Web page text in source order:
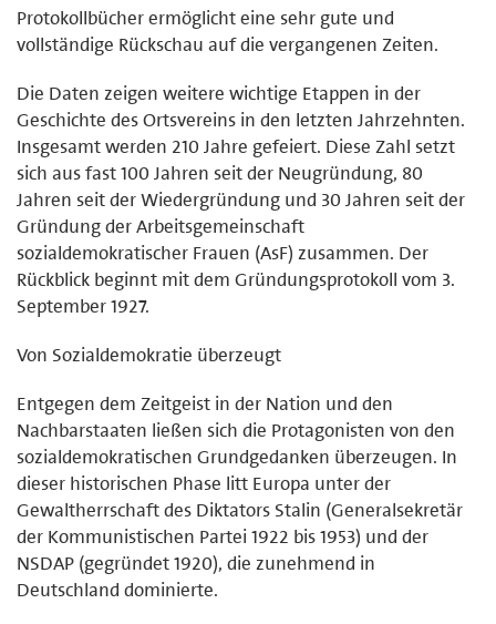
Protokollbücher ermöglicht eine sehr gute und
vollständige Rückschau auf die vergangenen Zeiten.
Die Daten zeigen weitere wichtige Etappen in der
Geschichte des Ortsvereins in den letzten Jahrzehnten.
Insgesamt werden 210 Jahre gefeiert. Diese Zahl setzt
sich aus fast 100 Jahren seit der Neugründung, 80
Jahren seit der Wiedergründung und 30 Jahren seit der
Gründung der Arbeitsgemeinschaft
sozialdemokratischer Frauen (AsF) zusammen. Der
Rückblick beginnt mit dem Gründungsprotokoll vom 3.
September 1927.
Von Sozialdemokratie überzeugt
Entgegen dem Zeitgeist in der Nation und den
Nachbarstaaten ließen sich die Protagonisten von den
sozialdemokratischen Grundgedanken überzeugen. In
dieser historischen Phase litt Europa unter der
Gewaltherrschaft des Diktators Stalin (Generalsekretär
der Kommunistischen Partei 1922 bis 1953) und der
NSDAP (gegründet 1920), die zunehmend in
Deutschland dominierte.